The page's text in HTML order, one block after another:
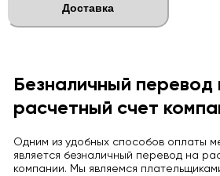
Доставка
Безналичный перевод
расчетный счет
Одним из удобных способов оплаты
является безналичный перевод на
компании. Мы являемся